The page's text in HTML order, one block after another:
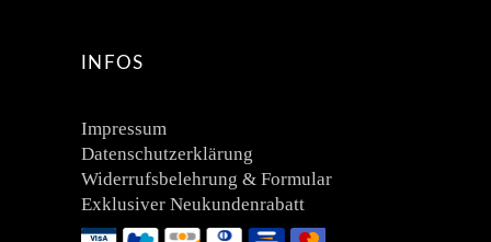
INFOS
Impressum
Datenschutzerklärung
Widerrufsbelehrung & Formular
Exklusiver Neukundenrabatt